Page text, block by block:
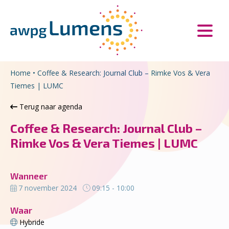
Home • Coffee & Research: Journal Club – Rimke Vos & Vera
Tiemes | LUMC
Terug naar agenda
Coffee & Research: Journal Club –
Rimke Vos & Vera Tiemes | LUMC
Wanneer
7 november 2024 09:15 - 10:00
Waar
Hybride